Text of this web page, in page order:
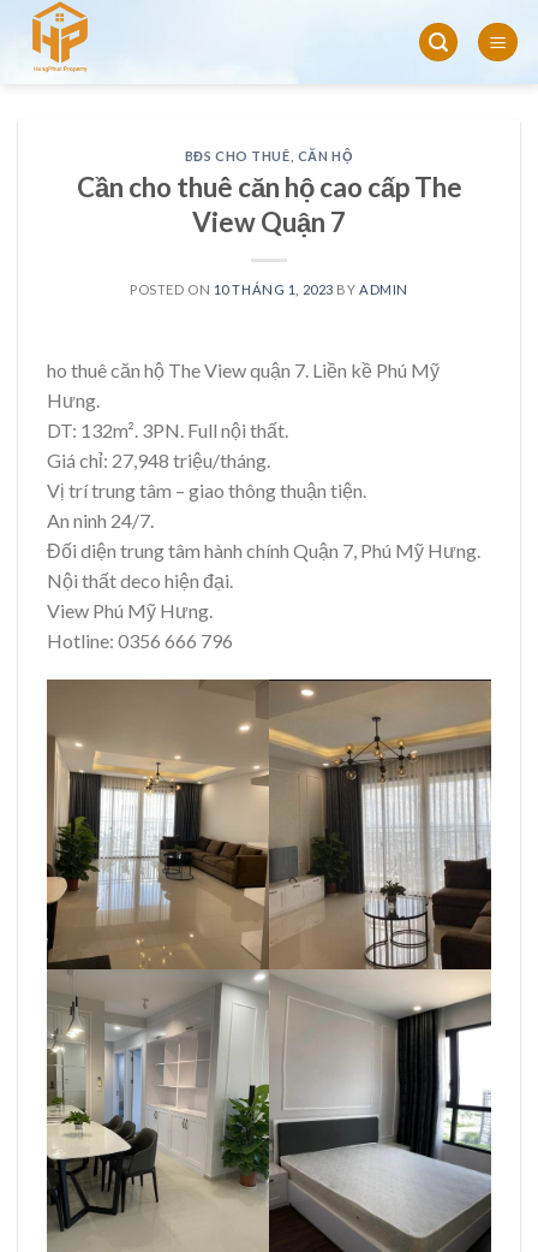
Skip
content
BĐS CHO THUÊ CĂN HỘ
Cần cho thuê căn hộ cao cấp The
View Quận 7
POSTED ON 10 THÁNG 1, 2023 BY ADMIN
ho thuê căn hộ The View quận 7. Liền kề Phú Mỹ
Hưng.
DT: 132m². 3PN. Full nội thất.
Giá chỉ: 27,948 triệu/tháng.
Vị trí trung tâm – giao thông thuận tiện.
An ninh 24/7.
Đối diện trung tâm hành chính Quận 7, Phú Mỹ Hưng.
Nội thất deco hiện đại.
View Phú Mỹ Hưng.
Hotline: 0356 666 796